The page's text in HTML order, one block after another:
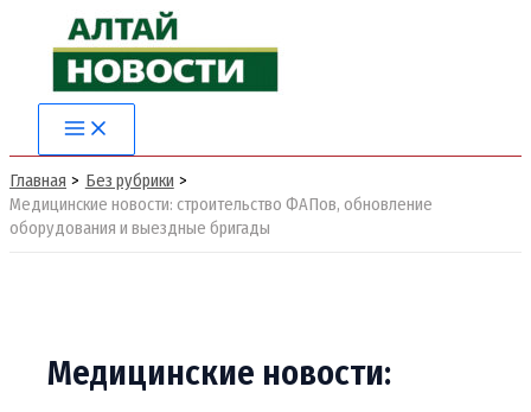
содержимому
Main
Menu
Главная
Без рубрики
Медицинские новости: строительство ФАПов, обновление
оборудования и выездные бригады
Медицинские новости: